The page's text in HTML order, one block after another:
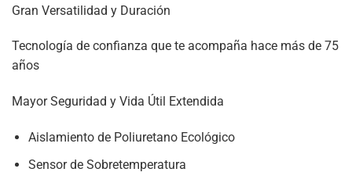
Gran Versatilidad y Duración
Tecnología de confianza que te acompaña hace más de 75
años
Mayor Seguridad y Vida Útil Extendida
Aislamiento de Poliuretano Ecológico
Sensor de Sobretemperatura